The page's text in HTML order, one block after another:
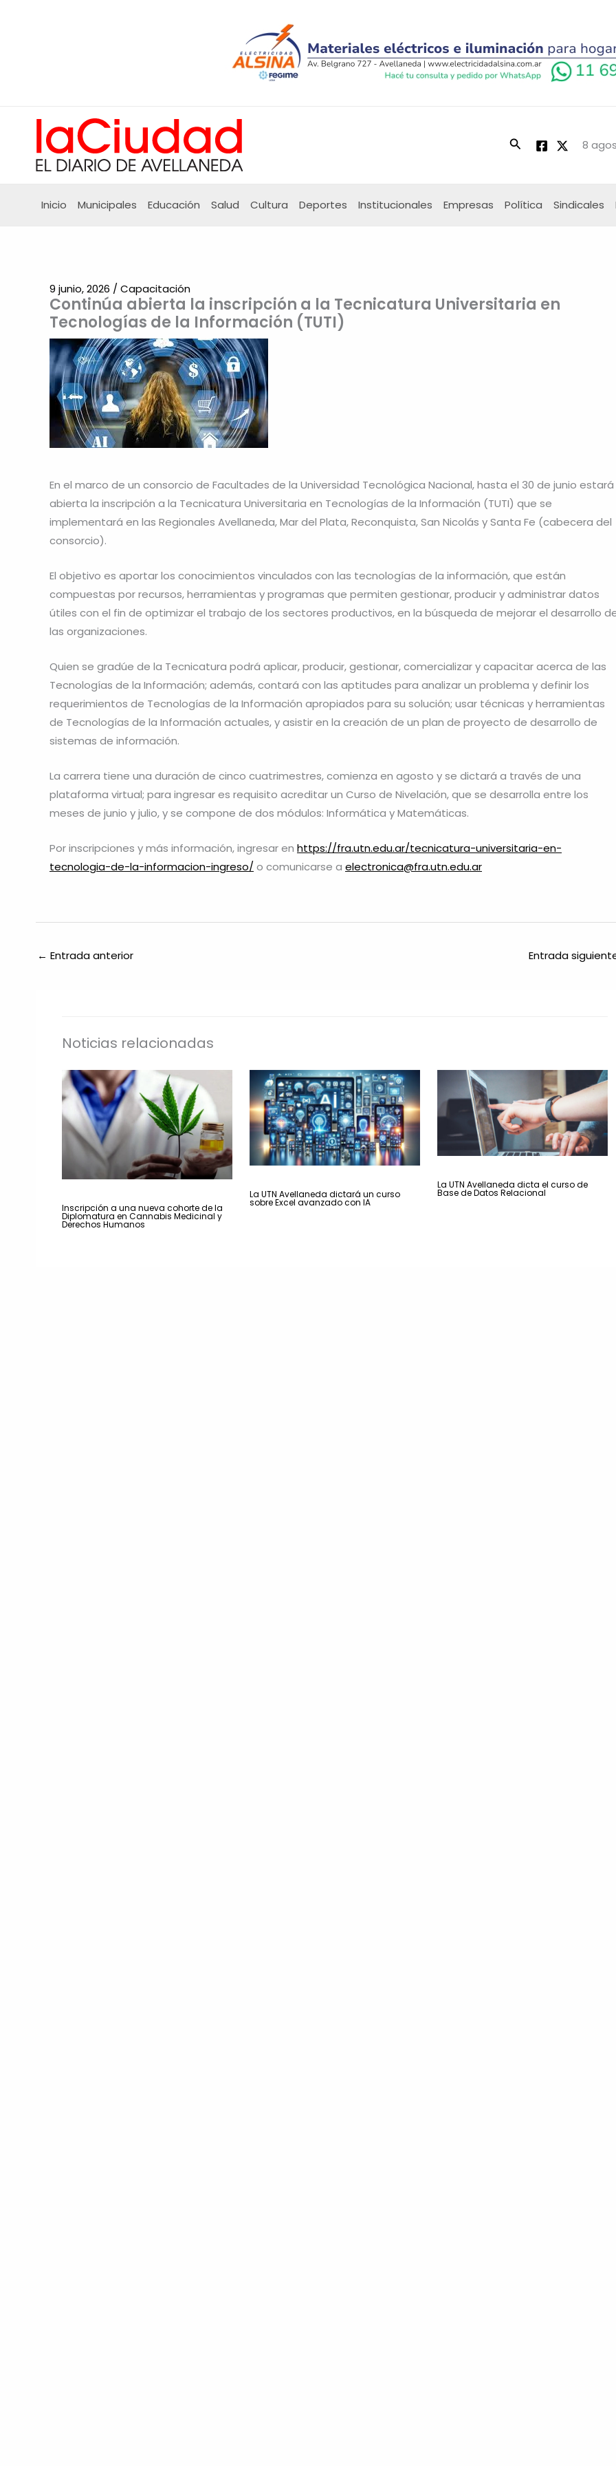
Buscar 8
Inicio Municipales Educación Salud Cultura Deportes Institucionales Empresas Política Sindicales
Continúa abierta la inscripción a la Tecnicatura Universitaria en
Tecnologías de la Información (TUTI)
9 junio, 2026 / Capacitación
En el marco de un consorcio de Facultades de la Universidad Tecnológica Nacional, hasta el 30 de junio estará
abierta la inscripción a la Tecnicatura Universitaria en Tecnologías de la Información (TUTI) que se
implementará en las Regionales Avellaneda, Mar del Plata, Reconquista, San Nicolás y Santa Fe (cabecera del
consorcio).
El objetivo es aportar los conocimientos vinculados con las tecnologías de la información, que están
compuestas por recursos, herramientas y programas que permiten gestionar, producir y administrar datos
útiles con el fin de optimizar el trabajo de los sectores productivos, en la búsqueda de mejorar el desarrollo
las organizaciones.
Quien se gradúe de la Tecnicatura podrá aplicar, producir, gestionar, comercializar y capacitar acerca de las
Tecnologías de la Información; además, contará con las aptitudes para analizar un problema y definir los
requerimientos de Tecnologías de la Información apropiados para su solución; usar técnicas y herramientas
de Tecnologías de la Información actuales, y asistir en la creación de un plan de proyecto de desarrollo de
sistemas de información.
La carrera tiene una duración de cinco cuatrimestres, comienza en agosto y se dictará a través de una
plataforma virtual; para ingresar es requisito acreditar un Curso de Nivelación, que se desarrolla entre los
meses de junio y julio, y se compone de dos módulos: Informática y Matemáticas.
Por inscripciones y más información, ingresar en https://fra.utn.edu.ar/tecnicatura-universitaria-en-
tecnologia-de-la-informacion-ingreso/ o comunicarse a electronica@fra.utn.edu.ar
← Entrada anterior Entrada
Noticias relacionadas
Inscripción a una nueva cohorte de la
Diplomatura en Cannabis Medicinal y
Derechos Humanos
La UTN Avellaneda dictará un curso
sobre Excel avanzado con IA
La UTN Avellaneda dicta el curso de
Base de Datos Relacional